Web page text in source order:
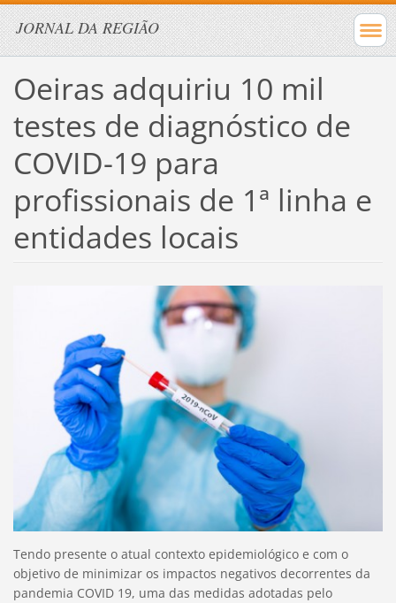
JORNAL DA REGIÃO
Oeiras adquiriu 10 mil
testes de diagnóstico de
COVID-19 para
profissionais de 1ª linha e
entidades locais
Tendo presente o atual contexto epidemiológico e com o
objetivo de minimizar os impactos negativos decorrentes da
pandemia COVID 19, uma das medidas adotadas pelo